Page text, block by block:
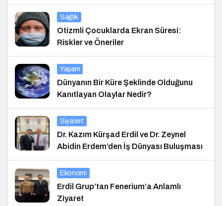
Sağlık
Otizmli Çocuklarda Ekran Süresi:
Riskler ve Öneriler
Yaşam
Dünyanın Bir Küre Şeklinde Olduğunu
Kanıtlayan Olaylar Nedir?
Siyaset
Dr. Kazım Kürşad Erdil ve Dr. Zeynel
Abidin Erdem’den İş Dünyası Buluşması
Ekonomi
Erdil Grup’tan Fenerium’a Anlamlı
Ziyaret